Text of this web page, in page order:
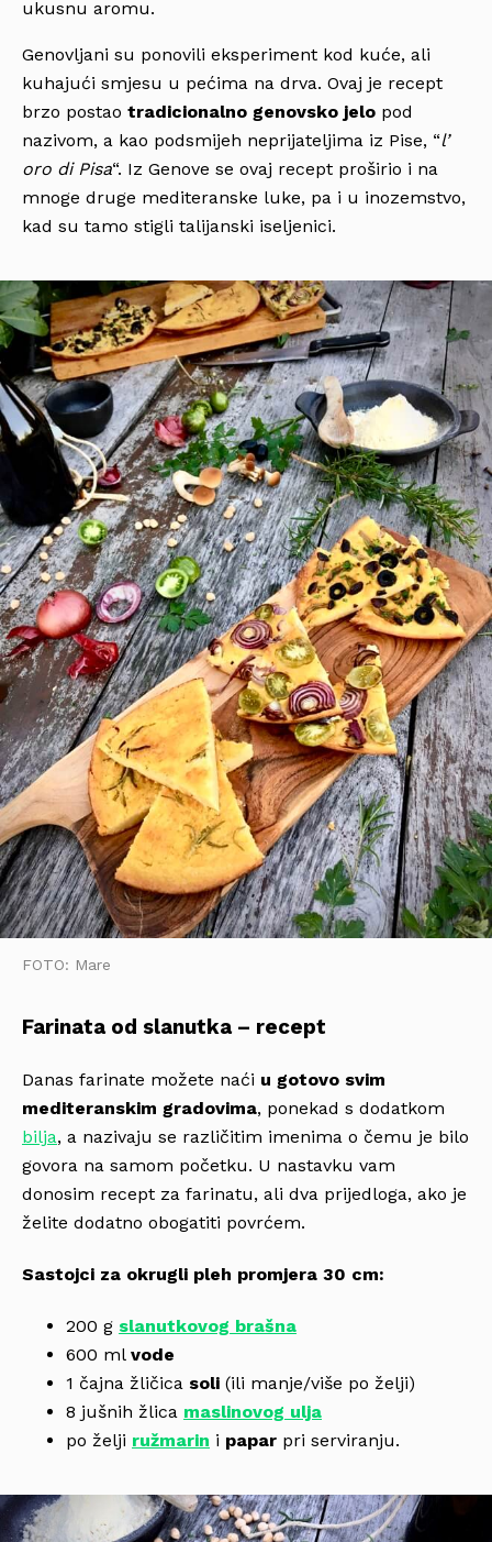
ukusnu aromu.
Genovljani su ponovili eksperiment kod kuće, ali
kuhajući smjesu u pećima na drva. Ovaj je recept
brzo postao tradicionalno genovsko jelo pod
nazivom, a kao podsmijeh neprijateljima iz Pise, “l’
oro di Pisa“. Iz Genove se ovaj recept proširio i na
mnoge druge mediteranske luke, pa i u inozemstvo,
kad su tamo stigli talijanski iseljenici.
FOTO: Mare
Farinata od slanutka – recept
Danas farinate možete naći u gotovo svim
mediteranskim gradovima, ponekad s dodatkom
bilja, a nazivaju se različitim imenima o čemu je bilo
govora na samom početku. U nastavku vam
donosim recept za farinatu, ali dva prijedloga, ako je
želite dodatno obogatiti povrćem.
Sastojci za okrugli pleh promjera 30 cm:
200 g slanutkovog brašna
600 ml vode
1 čajna žličica soli (ili manje/više po želji)
8 jušnih žlica maslinovog ulja
po želji ružmarin i papar pri serviranju.